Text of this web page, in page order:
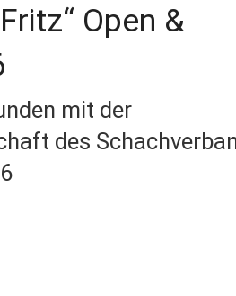
Open &
mit der
des